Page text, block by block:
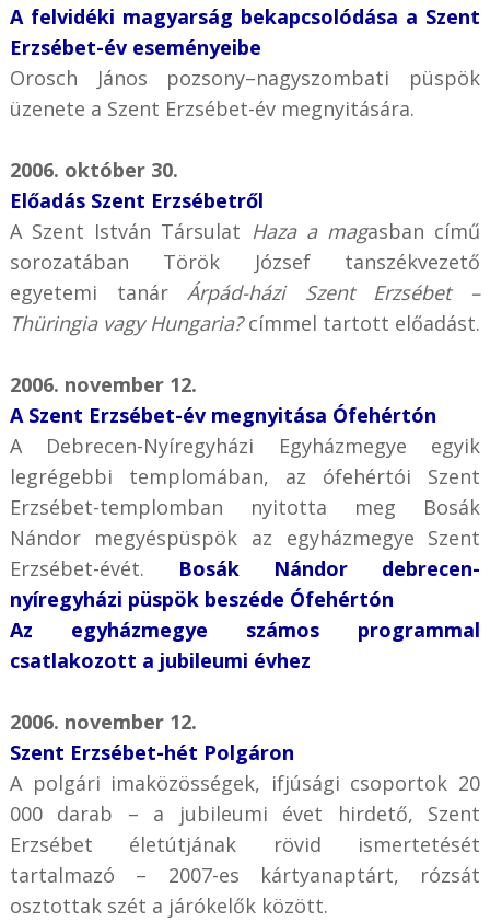
A felvidéki magyarság bekapcsolódása a Szent
Erzsébet-év eseményeibe
Orosch János pozsony–nagyszombati püspök
üzenete a Szent Erzsébet-év megnyitására.
2006. október 30.
Előadás Szent Erzsébetről
A Szent István Társulat Haza a magasban című
sorozatában Török József tanszékvezető
egyetemi tanárÁrpád-házi Szent Erzsébet –
Thüringia vagy Hungaria?címmel tartott előadást.
2006. november 12.
A Szent Erzsébet-év megnyitása Ófehértón
A Debrecen-Nyíregyházi Egyházmegye egyik
legrégebbi templomában, az ófehértói Szent
Erzsébet-templomban nyitotta meg Bosák
Nándor megyéspüspök az egyházmegye Szent
Erzsébet-évét. Bosák Nándor debrecen-
nyíregyházi püspök beszéde Ófehértón
Az egyházmegye számos programmal
csatlakozott a jubileumi évhez
2006. november 12.
Szent Erzsébet-hét Polgáron
A polgári imaközösségek, ifjúsági csoportok 20
000 darab – a jubileumi évet hirdető, Szent
Erzsébet életútjának rövid ismertetését
tartalmazó – 2007-es kártyanaptárt, rózsát
osztottak szét a járókelők között.